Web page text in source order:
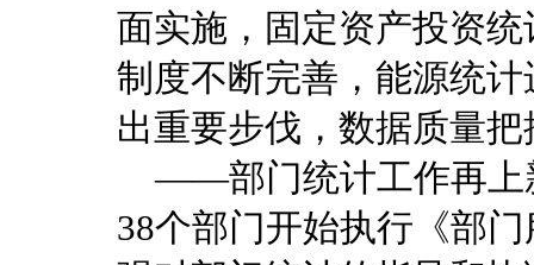
面实施，固定资产投资
制度不断完善，能源统
出重要步伐，数据质量
——部门统计工作再上
38个部门开始执行《部